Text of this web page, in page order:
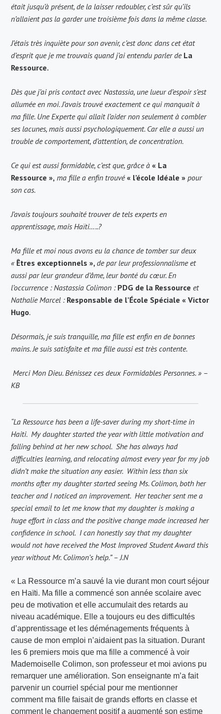
était jusqu’à présent, de la laisser redoubler, c’est sûr qu’ils
n’allaient pas la garder une troisième fois dans la même classe.
J’étais très inquiète pour son avenir, c’est donc dans cet état
d’esprit que je me trouvais quand j’ai entendu parler de La
Ressource.
Dès que j’ai pris contact avec Nastassia, une lueur d’espoir s’est
allumée en moi. J’avais trouvé exactement ce qui manquait à
ma fille. Une Experte qui allait l’aider non seulement à combler
ses lacunes, mais aussi psychologiquement. Car elle a aussi un
trouble de comportement, d’attention, de concentration.
Ce qui est aussi formidable, c’est que, grâce à« La
Ressource », ma fille a enfin trouvé« l’école Idéale » pour
son cas.
J’avais toujours souhaité trouver de tels experts en
apprentissage, mais Haïti…..?
Ma fille et moi nous avons eu la chance de tomber sur deux
« Êtres exceptionnels »,de par leur professionnalisme et
aussi par leur grandeur d’âme, leur bonté du cœur. En
l’occurrence : Nastassia Colimon : PDG de la Ressource et
Nathalie Marcel :Responsable de l’École Spéciale « Victor
Hugo.
Désormais, je suis tranquille, ma fille est enfin en de bonnes
mains. Je suis satisfaite et ma fille aussi est très contente.
Merci Mon Dieu. Bénissez ces deux Formidables Personnes. » –
KB
“La Ressource has been a life-saver during my short-time in
Haiti. My daughter started the year with little motivation and
falling behind at her new school. She has always had
difficulties learning, and relocating almost every year for my job
didn’t make the situation any easier. Within less than six
months after my daughter started seeing Ms. Colimon, both her
teacher and I noticed an improvement. Her teacher sent me a
special email to let me know that my daughter is making a
huge effort in class and the positive change made increased her
confidence in school. I can honestly say that my daughter
would not have received the Most Improved Student Award this
year without Mr. Colimon’s help.” – J.N
« La Ressource m’a sauvé la vie durant mon court séjour
en Haïti. Ma fille a commencé son année scolaire avec
peu de motivation et elle accumulait des retards au
niveau académique. Elle a toujours eu des difficultés
d’apprentissage et les déménagements fréquents à
cause de mon emploi n’aidaient pas la situation. Durant
les 6 premiers mois que ma fille a commencé à voir
Mademoiselle Colimon, son professeur et moi avions pu
remarquer une amélioration. Son enseignante m’a fait
parvenir un courriel spécial pour me mentionner
comment ma fille faisait de grands efforts en classe et
comment le changement positif a augmenté son estime